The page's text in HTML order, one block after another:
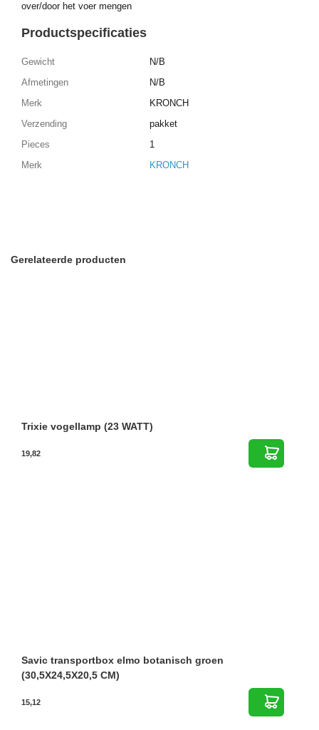
over/door het voer mengen
Productspecificaties
Gewicht
N/B
Afmetingen
N/B
Merk
KRONCH
Verzending
pakket
Pieces
1
Merk
KRONCH
Gerelateerde producten
Trixie vogellamp (23 WATT)
19,82
Savic transportbox elmo botanisch groen
(30,5X24,5X20,5 CM)
15,12